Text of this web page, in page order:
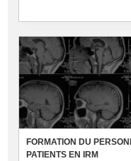
FORMATION DU
PATIENTS EN IRM